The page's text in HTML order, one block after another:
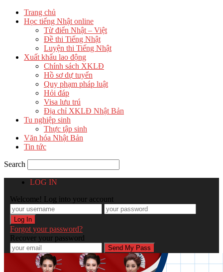
Trang chủ
Học tiếng Nhật online
Từ điển Nhật – Việt
Đề thi Tiếng Nhật
Luyện thi Tiếng Nhật
Xuất khẩu lao động
Chính sách XKLĐ
Hồ sơ dự tuyển
Quy phạm pháp luật
Hỏi đáp
Visa lưu trú
Địa chỉ XKLĐ Nhật Bản
Tu nghiệp sinh
Thực tập sinh
Văn hóa Nhật Bản
Tin tức
Search
LOG IN
Welcome! Log into your account
Forgot your password?
Recover your password